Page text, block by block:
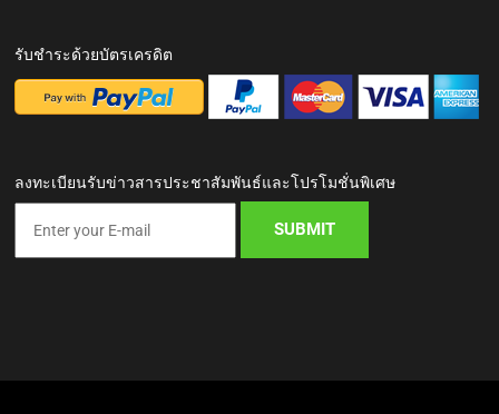
รับชำระด้วยบัตรเครดิต
ลงทะเบียนรับข่าวสารประชาสัมพันธ์และโปรโมชั่นพิเศษ